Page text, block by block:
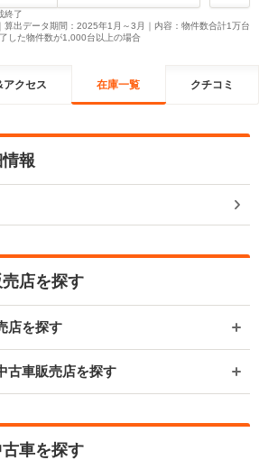
終了
算出データ期間：2025年1月～3月｜内容：物件数合計1万台
した物件数が1,000台以上の場合
アクセス 在庫一覧 クチコミ
報
店を探す
店を探す
古車販売店を探す
車を探す